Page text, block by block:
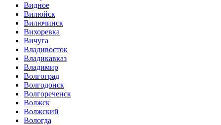
Видное
Вилюйск
Вилючинск
Вихоревка
Вичуга
Владивосток
Владикавказ
Владимир
Волгоград
Волгодонск
Волгореченск
Волжск
Волжский
Вологда